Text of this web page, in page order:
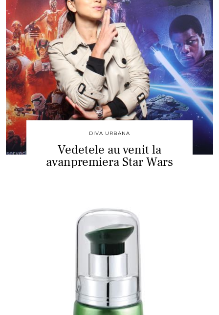
DIVA URBANA
Vedetele au venit la
avanpremiera Star Wars